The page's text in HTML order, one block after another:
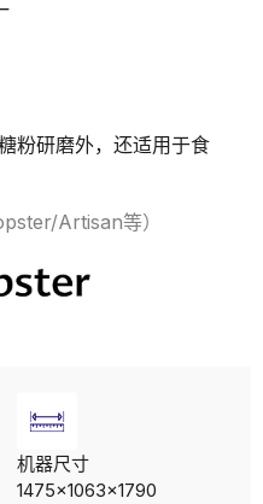
粉研磨外，还适用于食
Artisan等）
机器尺寸
1475×1063×1790